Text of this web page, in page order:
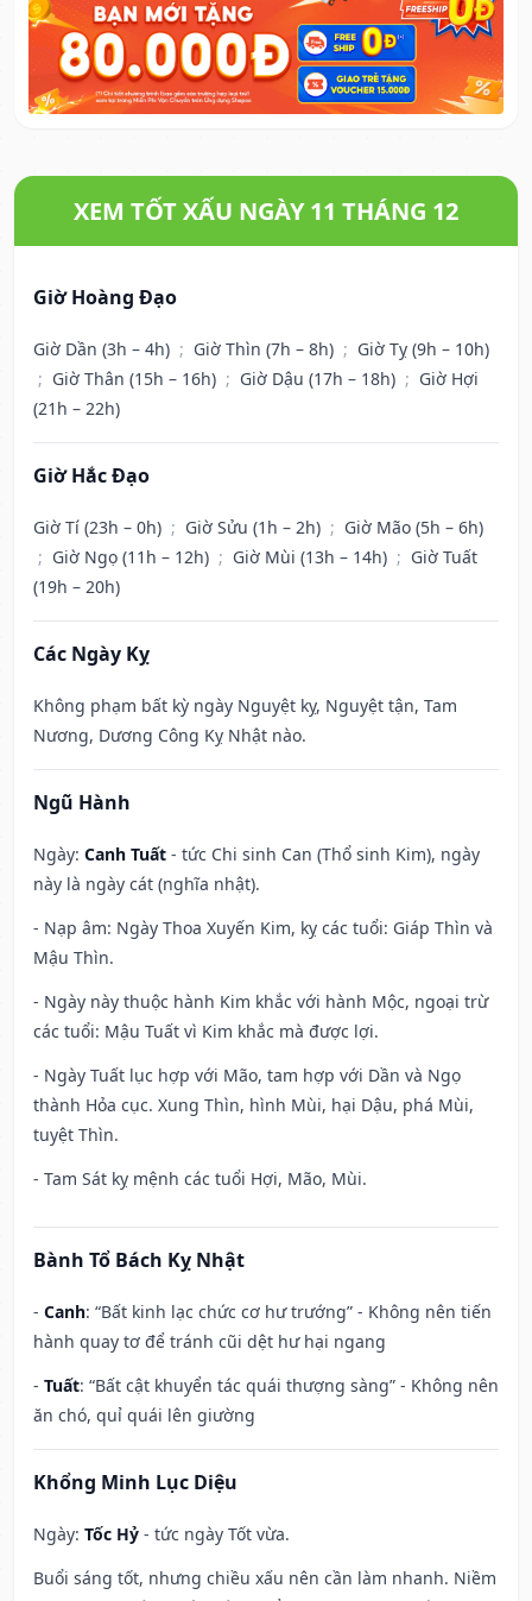
XEM TỐT XẤU NGÀY 11 THÁNG 12
Giờ Hoàng Đạo
Giờ Dần (3h – 4h) ; Giờ Thìn (7h – 8h) ; Giờ Tỵ (9h – 10h)
; Giờ Thân (15h – 16h) ; Giờ Dậu (17h – 18h) ; Giờ Hợi
(21h – 22h)
Giờ Hắc Đạo
Giờ Tí (23h – 0h) ; Giờ Sửu (1h – 2h) ; Giờ Mão (5h – 6h)
; Giờ Ngọ (11h – 12h) ; Giờ Mùi (13h – 14h) ; Giờ Tuất
(19h – 20h)
Các Ngày Kỵ
Không phạm bất kỳ ngày Nguyệt kỵ, Nguyệt tận, Tam
Nương, Dương Công Kỵ Nhật nào.
Ngũ Hành
Ngày: Canh Tuất - tức Chi sinh Can (Thổ sinh Kim), ngày
này là ngày cát (nghĩa nhật).
- Nạp âm: Ngày Thoa Xuyến Kim, kỵ các tuổi: Giáp Thìn và
Mậu Thìn.
- Ngày này thuộc hành Kim khắc với hành Mộc, ngoại trừ
các tuổi: Mậu Tuất vì Kim khắc mà được lợi.
- Ngày Tuất lục hợp với Mão, tam hợp với Dần và Ngọ
thành Hỏa cục. Xung Thìn, hình Mùi, hại Dậu, phá Mùi,
tuyệt Thìn.
- Tam Sát kỵ mệnh các tuổi Hợi, Mão, Mùi.
Bành Tổ Bách Kỵ Nhật
- Canh: “Bất kinh lạc chức cơ hư trướng” - Không nên tiến
hành quay tơ để tránh cũi dệt hư hại ngang
- Tuất: “Bất cật khuyển tác quái thượng sàng” - Không nên
ăn chó, quỉ quái lên giường
Khổng Minh Lục Diệu
Ngày: Tốc Hỷ - tức ngày Tốt vừa.
Buổi sáng tốt, nhưng chiều xấu nên cần làm nhanh. Niềm